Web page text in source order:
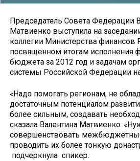
Председатель Совета Федерации
Матвиенко выступила на
коллегии Министерства финансов
посвященном итогам исполнения
бюджета за 2012 год и задачам
системы Российской Федерации
«Надо помогать регионам, не
достаточным потенциалом
более сильным, создавать
сказала Валентина Матвиенко.
совершенствовать
проводить их более тонкую
подчеркнула спикер.